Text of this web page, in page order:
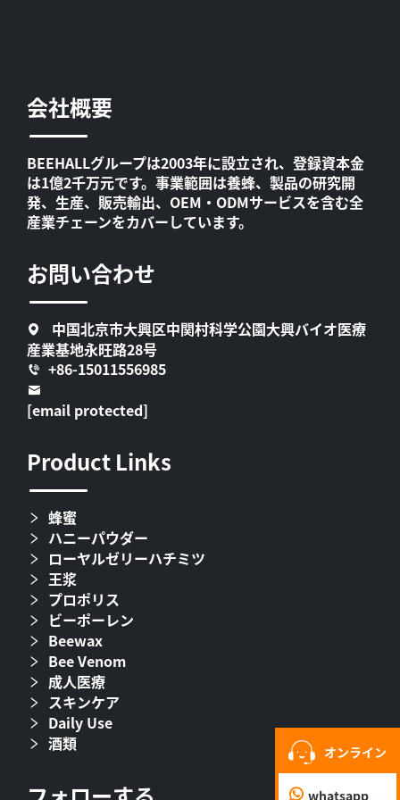
オンライン
whatsapp
会社概要
BEEHALLグループは2003年に設立され、登録資本金
は1億2千万元です。事業範囲は養蜂、製品の研究開
発、生産、販売輸出、OEM・ODMサービスを含む全
産業チェーンをカバーしています。
お問い合わせ
中国北京市大興区中関村科学公園大興バイオ医療
産業基地永旺路28号
+86-15011556985
[email protected]
Product Links
蜂蜜
ハニーパウダー
ローヤルゼリーハチミツ
王浆
プロポリス
ビーポーレン
Beewax
Bee Venom
成人医療
スキンケア
Daily Use
酒類